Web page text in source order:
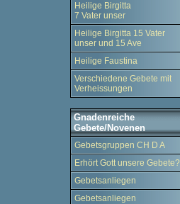
Heilige Birgitta
7 Vater unser
Heilige Birgitta 15 Vater
unser und 15 Ave
Heilige Faustina
Verschiedene Gebete mit
Verheissungen
Gnadenreiche
Gebete/Novenen
Gebetsgruppen CH D A
Erhört Gott unsere Gebete?
Gebetsanliegen
Gebetsanliegen